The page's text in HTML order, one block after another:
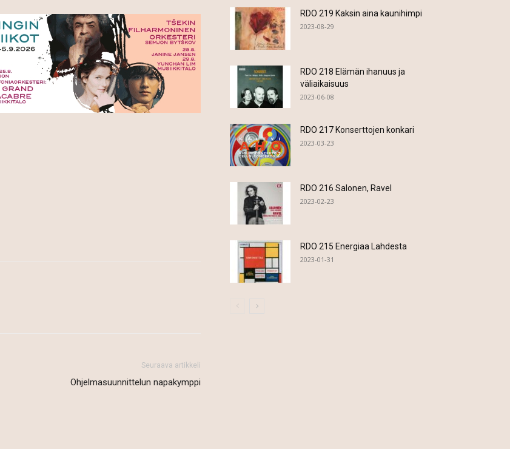
Seuraava artikkeli
Ohjelmasuunnittelun napakymppi
RDO 219 Kaksin aina kaunihimpi
2023-08-29
RDO 218 Elämän ihanuus ja
väliaikaisuus
2023-06-08
RDO 217 Konserttojen konkari
2023-03-23
RDO 216 Salonen, Ravel
2023-02-23
RDO 215 Energiaa Lahdesta
2023-01-31